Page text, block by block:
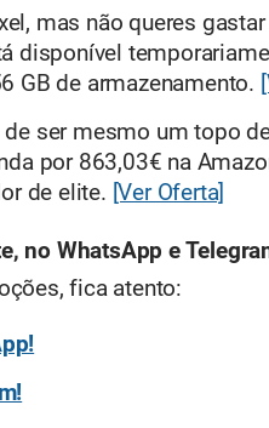
mas não queres
disponível
GB de armazenamento.
de ser mesmo um topo
por 863,03€ na
de elite. [Ver Oferta]
no WhatsApp e
fica atento: